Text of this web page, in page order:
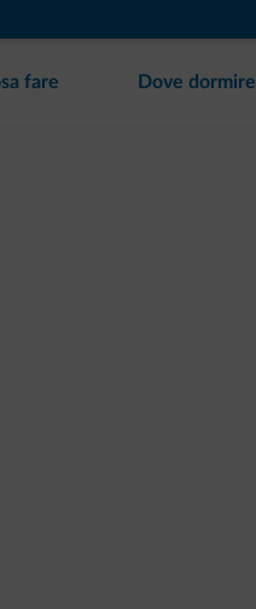
fare Dove dormire